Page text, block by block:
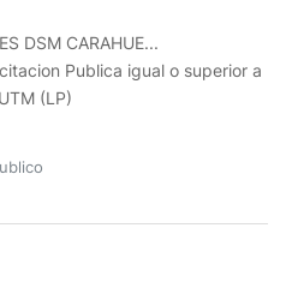
DSM CARAHUE...
Publica igual o superior a
(LP)